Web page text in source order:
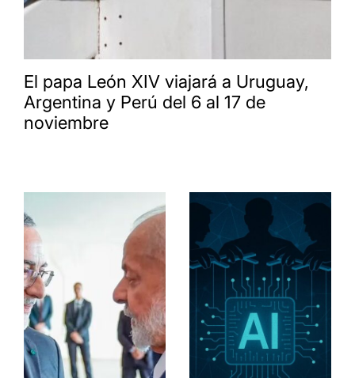
El papa León XIV viajará a Uruguay,
Argentina y Perú del 6 al 17 de
noviembre